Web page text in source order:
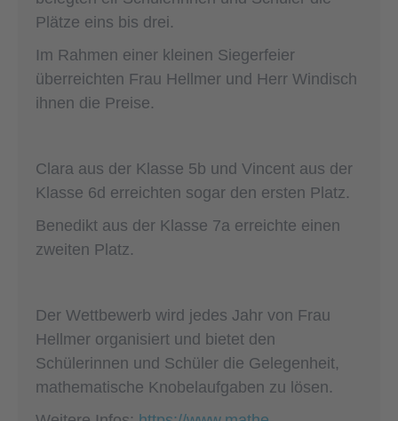
Plätze eins bis drei.
Im Rahmen einer kleinen Siegerfeier
überreichten Frau Hellmer und Herr Windisch
ihnen die Preise.
Clara aus der Klasse 5b und Vincent aus der
Klasse 6d erreichten sogar den ersten Platz.
Benedikt aus der Klasse 7a erreichte einen
zweiten Platz.
Der Wettbewerb wird jedes Jahr von Frau
Hellmer organisiert und bietet den
Schülerinnen und Schüler die Gelegenheit,
mathematische Knobelaufgaben zu lösen.